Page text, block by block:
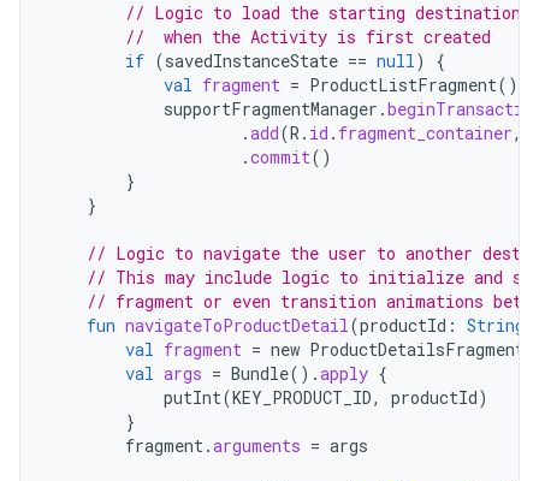
// Logic to load the starting destination
//  when the Activity is first created
if (savedInstanceState == null)
{
val fragment = ProductListFragment()
supportFragmentManager .
.add(R . id . fragment_container,
.commit()
}
}
// Logic to navigate the user to another
// This may include logic to initialize and set
// fragment or even transition animations
fun navigateToProductDetail(productId : String
val fragment = new ProductDetailsFragment
val args = Bundle().apply {
putInt(KEY_PRODUCT_ID, productId)
}
fragment.arguments = args